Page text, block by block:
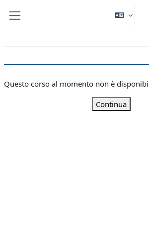
Questo corso al momento non è
Continua